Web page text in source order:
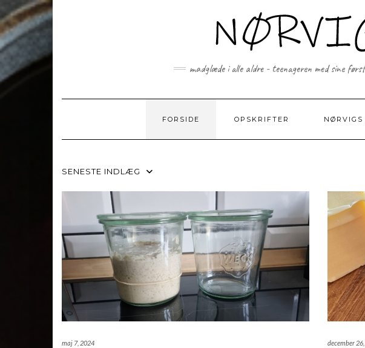
to
content
madglæde i alle aldre - teenageren med sine
FORSIDE OPSKRIFTER NØRVIGS
SENESTE INDLÆG
maj 7, 2024 december